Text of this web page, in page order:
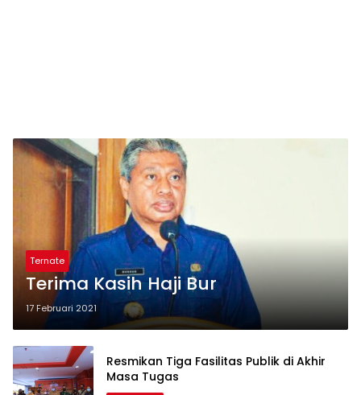
Ternate
Terima Kasih Haji Bur
17 Februari 2021
Resmikan Tiga Fasilitas Publik di Akhir
Masa Tugas